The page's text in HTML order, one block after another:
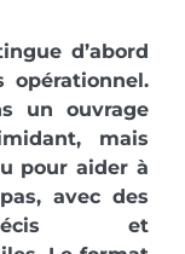
d’abord
opérationnel.
un ouvrage
mais
pour aider à
avec des
et